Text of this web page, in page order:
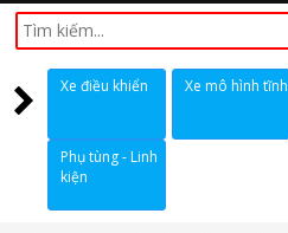
Xe điều khiển Xe mô hình tĩnh
Phụ tùng - Linh
kiện